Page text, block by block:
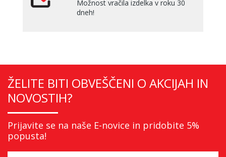
Možnost vračila izdelka v roku 30
dneh!
ŽELITE BITI OBVEŠČENI O AKCIJAH IN
NOVOSTIH?
Prijavite se na naše E-novice in pridobite 5%
popusta!